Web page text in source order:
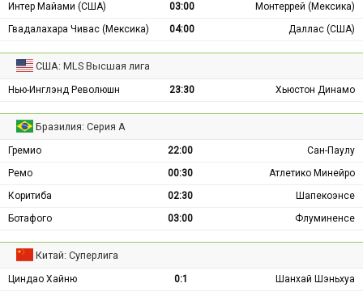
Интер Майами (США)
03:00
Монтеррей (Мексика)
Гвадалахара Чивас (Мексика)
04:00 Даллас (США)
США: MLS Высшая лига
Нью-Инглэнд Революшн 23:30 Хьюстон Динамо
Бразилия: Серия А
Гремио 22:00
Сан-Паулу
Ремо
00:30
Атлетико Минейро
Коритиба
02:30
Шапекоэнсе
Ботафого
03:00 Флуминенсе
Китай: Суперлига
Циндао Хайню 0:1
Шанхай Шэньхуа